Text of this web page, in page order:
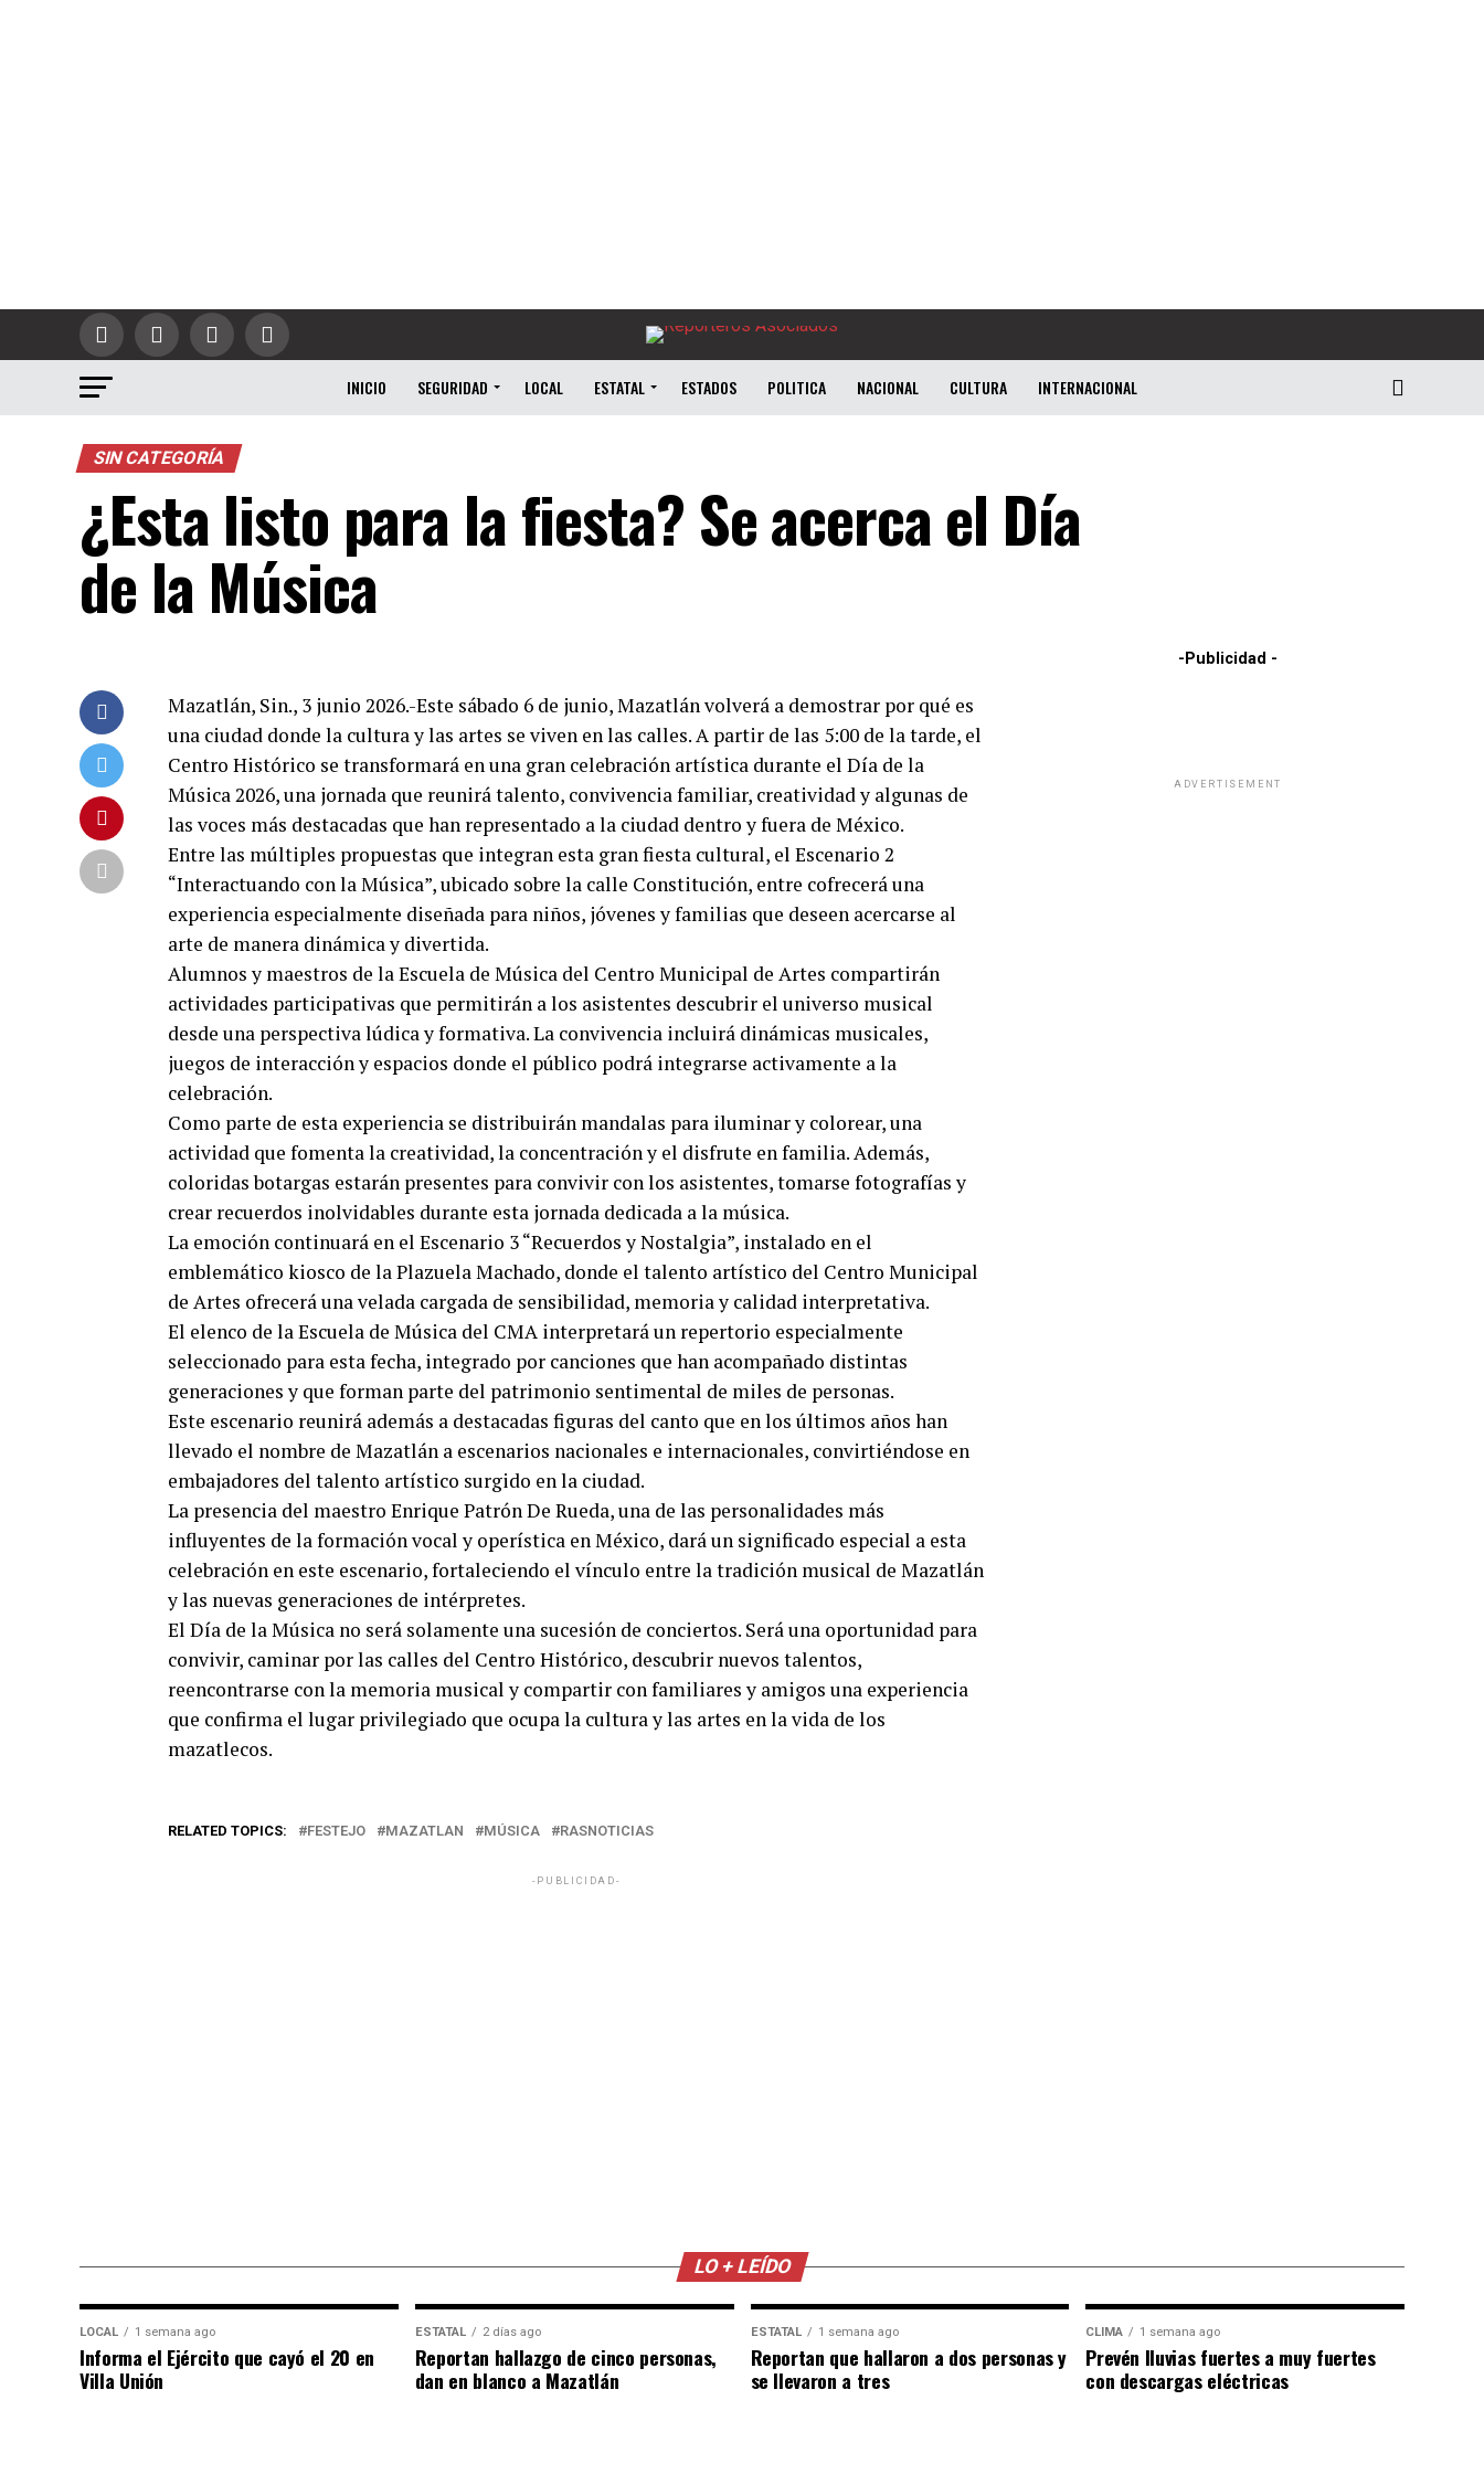
INICIO SEGURIDAD LOCAL ESTATAL ESTADOS POLITICA NACIONAL CULTURA INTERNACIONAL
SIN CATEGORÍA
¿Esta listo para la fiesta? Se acerca el Día
de la Música
Mazatlán, Sin., 3 junio 2026.-Este sábado 6 de junio, Mazatlán volverá a demostrar por qué es
una ciudad donde la cultura y las artes se viven en las calles. A partir de las 5:00 de la tarde, el
Centro Histórico se transformará en una gran celebración artística durante el Día de la
Música 2026, una jornada que reunirá talento, convivencia familiar, creatividad y algunas de
las voces más destacadas que han representado a la ciudad dentro y fuera de México.
Entre las múltiples propuestas que integran esta gran fiesta cultural, el Escenario 2
“Interactuando con la Música”, ubicado sobre la calle Constitución, entre cofrecerá una
experiencia especialmente diseñada para niños, jóvenes y familias que deseen acercarse al
arte de manera dinámica y divertida.
Alumnos y maestros de la Escuela de Música del Centro Municipal de Artes compartirán
actividades participativas que permitirán a los asistentes descubrir el universo musical
desde una perspectiva lúdica y formativa. La convivencia incluirá dinámicas musicales,
juegos de interacción y espacios donde el público podrá integrarse activamente a la
celebración.
Como parte de esta experiencia se distribuirán mandalas para iluminar y colorear, una
actividad que fomenta la creatividad, la concentración y el disfrute en familia. Además,
coloridas botargas estarán presentes para convivir con los asistentes, tomarse fotografías y
crear recuerdos inolvidables durante esta jornada dedicada a la música.
La emoción continuará en el Escenario 3 “Recuerdos y Nostalgia”, instalado en el
emblemático kiosco de la Plazuela Machado, donde el talento artístico del Centro Municipal
de Artes ofrecerá una velada cargada de sensibilidad, memoria y calidad interpretativa.
El elenco de la Escuela de Música del CMA interpretará un repertorio especialmente
seleccionado para esta fecha, integrado por canciones que han acompañado distintas
generaciones y que forman parte del patrimonio sentimental de miles de personas.
Este escenario reunirá además a destacadas figuras del canto que en los últimos años han
llevado el nombre de Mazatlán a escenarios nacionales e internacionales, convirtiéndose en
embajadores del talento artístico surgido en la ciudad.
La presencia del maestro Enrique Patrón De Rueda, una de las personalidades más
influyentes de la formación vocal y operística en México, dará un significado especial a esta
celebración en este escenario, fortaleciendo el vínculo entre la tradición musical de Mazatlán
y las nuevas generaciones de intérpretes.
El Día de la Música no será solamente una sucesión de conciertos. Será una oportunidad para
convivir, caminar por las calles del Centro Histórico, descubrir nuevos talentos,
reencontrarse con la memoria musical y compartir con familiares y amigos una experiencia
que confirma el lugar privilegiado que ocupa la cultura y las artes en la vida de los
mazatlecos.
RELATED TOPICS: FESTEJO MAZATLAN MÚSICA RASNOTICIAS
-PUBLICIDAD-
-Publicidad -
ADVERTISEMENT
LO + LEÍDO
LOCAL 1 semana ago
Informa el Ejército que cayó el 20 en
Villa Unión
ESTATAL 2 días ago
Reportan hallazgo de cinco personas,
dan en blanco a Mazatlán
ESTATAL 1 semana ago
Reportan que hallaron a dos personas y
se llevaron a tres
CLIMA 1 semana ago
Prevén lluvias fuertes a muy fuertes
con descargas eléctricas